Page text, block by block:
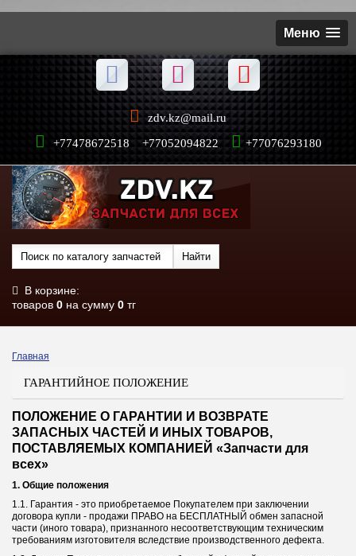
Меню
zdv.kz@mail.ru
+77478672518 +77052094822
+77076293180
В корзине:
товаров 0 на сумму 0 тг
Вы здесь
Главная
ГАРАНТИЙНОЕ ПОЛОЖЕНИЕ
ПОЛОЖЕНИЕ О ГАРАНТИИ И ВОЗВРАТЕ
ЗАПАСНЫХ ЧАСТЕЙ И ИНЫХ ТОВАРОВ,
ПОСТАВЛЯЕМЫХ КОМПАНИЕЙ «Запчасти для
всех»
1. Общие положения
1.1. Гарантия - это приобретаемое Покупателем при заключении
договора купли - продажи ПРАВО на БЕСПЛАТНЫЙ обмен запасной
части (иного товара), признанного несоответствующим техническим
требованиям изготовителя вследствие производственного дефекта.